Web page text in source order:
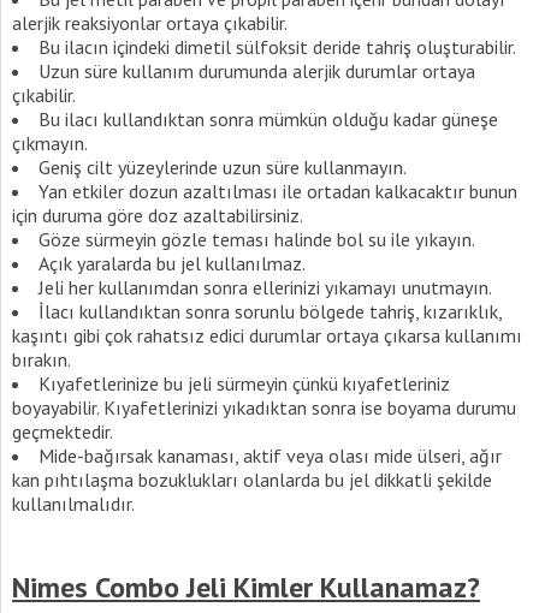
alerjik reaksiyonlar ortaya çıkabilir.
Bu ilacın içindeki dimetil sülfoksit deride tahriş oluşturabilir.
Uzun süre kullanım durumunda alerjik durumlar ortaya
çıkabilir.
Bu ilacı kullandıktan sonra mümkün olduğu kadar güneşe
çıkmayın.
Geniş cilt yüzeylerinde uzun süre kullanmayın.
Yan etkiler dozun azaltılması ile ortadan kalkacaktır bunun
için duruma göre doz azaltabilirsiniz.
Göze sürmeyin gözle teması halinde bol su ile yıkayın.
Açık yaralarda bu jel kullanılmaz.
Jeli her kullanımdan sonra ellerinizi yıkamayı unutmayın.
İlacı kullandıktan sonra sorunlu bölgede tahriş, kızarıklık,
kaşıntı gibi çok rahatsız edici durumlar ortaya çıkarsa kullanımı
bırakın.
Kıyafetlerinize bu jeli sürmeyin çünkü kıyafetleriniz
boyayabilir. Kıyafetlerinizi yıkadıktan sonra ise boyama durumu
geçmektedir.
Mide-bağırsak kanaması, aktif veya olası mide ülseri, ağır
kan pıhtılaşma bozuklukları olanlarda bu jel dikkatli şekilde
kullanılmalıdır.
Nimes Combo Jeli Kimler Kullanamaz?